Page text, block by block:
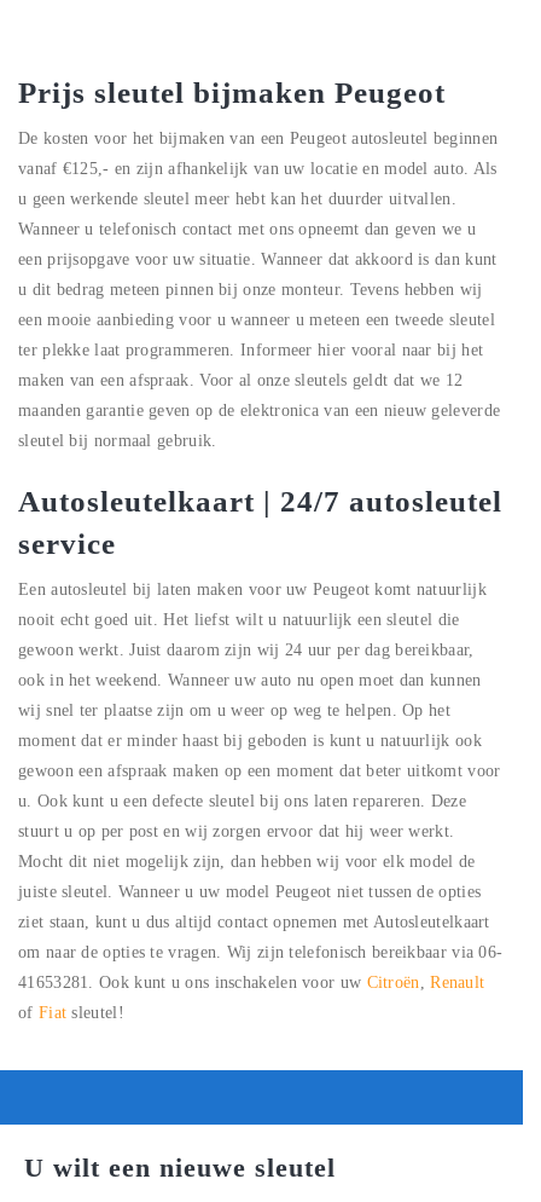
Prijs sleutel bijmaken Peugeot
De kosten voor het bijmaken van een Peugeot autosleutel beginnen
vanaf €125,- en zijn afhankelijk van uw locatie en model auto. Als
u geen werkende sleutel meer hebt kan het duurder uitvallen.
Wanneer u telefonisch contact met ons opneemt dan geven we u
een prijsopgave voor uw situatie. Wanneer dat akkoord is dan kunt
u dit bedrag meteen pinnen bij onze monteur. Tevens hebben wij
een mooie aanbieding voor u wanneer u meteen een tweede sleutel
ter plekke laat programmeren. Informeer hier vooral naar bij het
maken van een afspraak. Voor al onze sleutels geldt dat we 12
maanden garantie geven op de elektronica van een nieuw geleverde
sleutel bij normaal gebruik.
Autosleutelkaart | 24/7 autosleutel
service
Een autosleutel bij laten maken voor uw Peugeot komt natuurlijk
nooit echt goed uit. Het liefst wilt u natuurlijk een sleutel die
gewoon werkt. Juist daarom zijn wij 24 uur per dag bereikbaar,
ook in het weekend. Wanneer uw auto nu open moet dan kunnen
wij snel ter plaatse zijn om u weer op weg te helpen. Op het
moment dat er minder haast bij geboden is kunt u natuurlijk ook
gewoon een afspraak maken op een moment dat beter uitkomt voor
u. Ook kunt u een defecte sleutel bij ons laten repareren. Deze
stuurt u op per post en wij zorgen ervoor dat hij weer werkt.
Mocht dit niet mogelijk zijn, dan hebben wij voor elk model de
juiste sleutel. Wanneer u uw model Peugeot niet tussen de opties
ziet staan, kunt u dus altijd contact opnemen met Autosleutelkaart
om naar de opties te vragen. Wij zijn telefonisch bereikbaar via 06-
41653281. Ook kunt u ons inschakelen voor uw Citroën,Renault
of Fiat sleutel!
U wilt een nieuwe sleutel